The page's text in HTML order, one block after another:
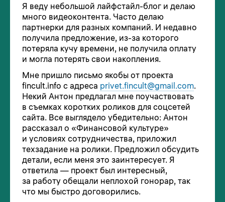
Я веду небольшой лайфстайл-блог и делаю
много видеоконтента. Часто делаю
партнерки для разных компаний. И недавно
получила предложение, из-за которого
потеряла кучу времени, не получила оплату
и могла потерять свои накопления.
Мне пришло письмо якобы от проекта
fincult.info с адреса privet.fincult@gmail.com.
Некий Антон предлагал мне поучаствовать
в съемках коротких роликов для соцсетей
сайта. Все выглядело убедительно: Антон
рассказал о «Финансовой культуре»
и условиях сотрудничества, приложил
техзадание на ролики. Предложил обсудить
детали, если меня это заинтересует. Я
ответила — проект был интересный,
за работу обещали неплохой гонорар, так
что мы быстро договорились.